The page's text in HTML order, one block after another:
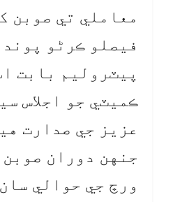
معاملي تي صوبن
فيصلو ڪرڻو
پيٽروليم بابت
ڪميٽي جو اجلاس
عزيز جي صدارت
جنهن دوران
ورڇ جي حوالي